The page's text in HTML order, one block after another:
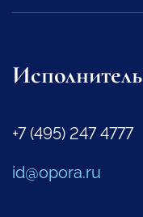
+7 (495) 247 4777
id@opora.ru